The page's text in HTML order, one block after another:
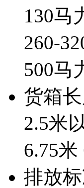
130马
260-
500马
货箱长
2.5米
6.75米
排放标